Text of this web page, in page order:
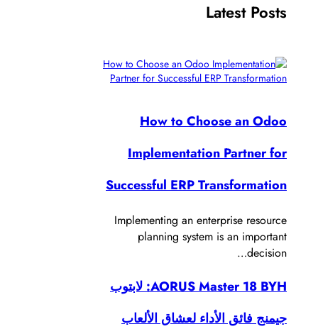
Latest Posts
How to Choose an Odoo
Implementation Partner for
Successful ERP Transformation
Implementing an enterprise resource
planning system is an important
decision…
AORUS Master 18 BYH: لابتوب
جيمنج فائق الأداء لعشاق الألعاب